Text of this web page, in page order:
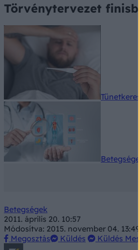
Törvénytervezet
Betegségek
2011. április 20. 10:57
Módosítva: 2015. november 04. 13:49
Megosztás
Küldés Küldés